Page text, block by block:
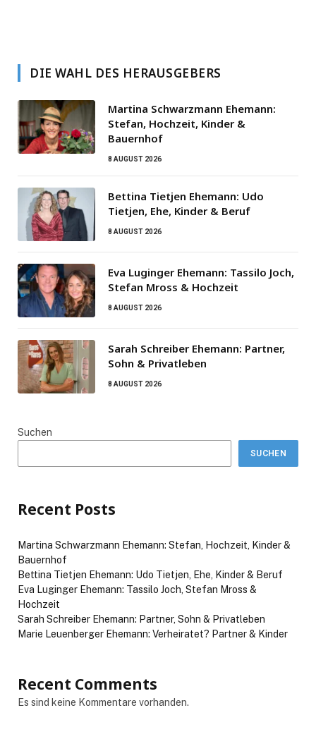
DIE WAHL DES HERAUSGEBERS
Martina Schwarzmann Ehemann:
Stefan, Hochzeit, Kinder &
Bauernhof
8 AUGUST 2026
Bettina Tietjen Ehemann: Udo
Tietjen, Ehe, Kinder & Beruf
8 AUGUST 2026
Eva Luginger Ehemann: Tassilo Joch,
Stefan Mross & Hochzeit
8 AUGUST 2026
Sarah Schreiber Ehemann: Partner,
Sohn & Privatleben
8 AUGUST 2026
Suchen
SUCHEN
Recent Posts
Martina Schwarzmann Ehemann: Stefan, Hochzeit, Kinder &
Bauernhof
Bettina Tietjen Ehemann: Udo Tietjen, Ehe, Kinder & Beruf
Eva Luginger Ehemann: Tassilo Joch, Stefan Mross &
Hochzeit
Sarah Schreiber Ehemann: Partner, Sohn & Privatleben
Marie Leuenberger Ehemann: Verheiratet? Partner & Kinder
Recent Comments
Es sind keine Kommentare vorhanden.